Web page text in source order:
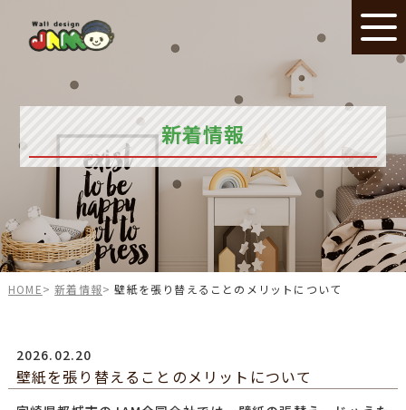
新着情報
HOME 新着情報 壁紙を張り替えることのメリットについて
2026.02.20
壁紙を張り替えることのメリットについて